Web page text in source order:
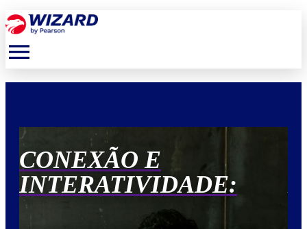
menu
CONEXÃO E
INTERATIVIDADE: